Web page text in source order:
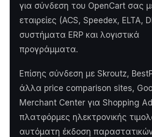
για σύνδεση του OpenCart σας
εταιρείες (ACS, Speedex, ELTA,
συστήματα ERP και λογιστικά
προγράμματα.
Επίσης σύνδεση με Skroutz,
άλλα price comparison sites,
Merchant Center για Shopping
πλατφόρμες ηλεκτρονικής
αυτόματη έκδοση